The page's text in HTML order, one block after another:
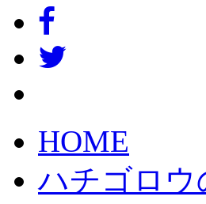
HOME
ハチゴロウ